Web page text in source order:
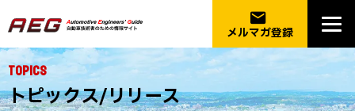
email
メルマガ登録
Topics
トピックス/リリース